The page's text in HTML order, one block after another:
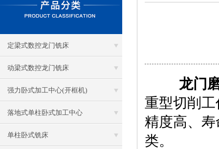
定梁式数控龙门铣床
动梁式数控龙门铣床
强力卧式加工中心(开框机)
落地式单柱卧式加工中心
单柱卧式铣床
龙门
重型切削
精度高、
类。